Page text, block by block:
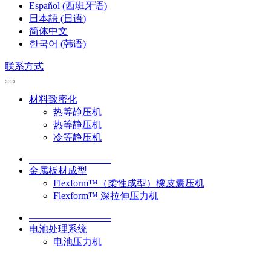
Español (西班牙语)
日本語 (日语)
简体中文
한국어 (韩语)
联系方式
材料致密化
热等静压机
热等静压机
冷等静压机
–––––––––––––––––
金属板材成型
Flexform™（柔性成型）橡皮囊压机
Flexform™ 深拉伸压力机
–––––––––––––––––
电池处理系统
电池压力机